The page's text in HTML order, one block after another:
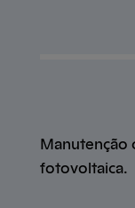
Manutenção
fotovoltaica.